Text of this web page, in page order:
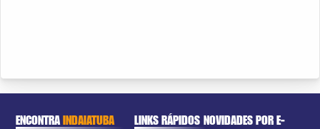
ENCONTRAINDAIATUBA LINKS RÁPIDOS NOVIDADES POR E-